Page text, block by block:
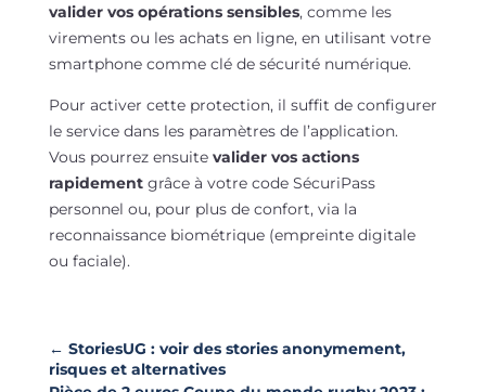
valider vos opérations sensibles, comme les
virements ou les achats en ligne, en utilisant votre
smartphone comme clé de sécurité numérique.
Pour activer cette protection, il suffit de configurer
le service dans les paramètres de l’application.
Vous pourrez ensuite valider vos actions
rapidementgrâce à votre code SécuriPass
personnel ou, pour plus de confort, via la
reconnaissance biométrique (empreinte digitale
ou faciale).
← StoriesUG : voir des stories anonymement,
risques et alternatives